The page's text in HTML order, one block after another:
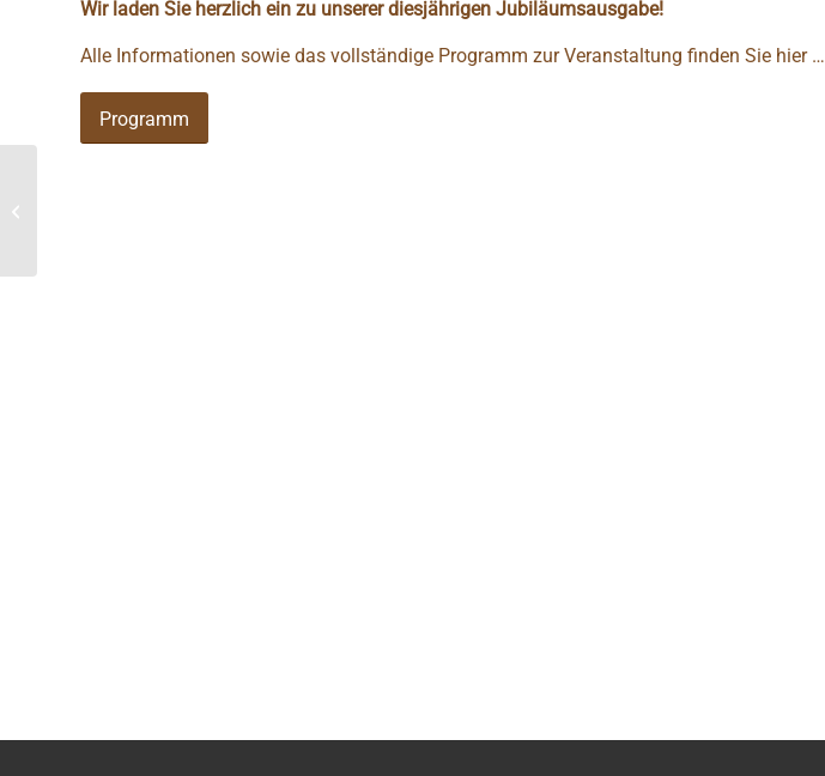
Wir laden Sie herzlich ein zu unserer diesjährigen Jubiläumsausgabe!
Alle Informationen sowie das vollständige Programm zur Veranstaltung finden Sie hier …
Programm